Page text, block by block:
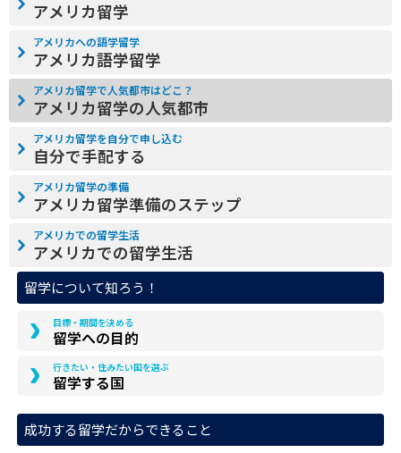
アメリカ留学
アメリカへの語学留学
アメリカ語学留学
アメリカ留学で人気都市はどこ？
アメリカ留学の人気都市
アメリカ留学を自分で申し込む
自分で手配する
アメリカ留学の準備
アメリカ留学準備のステップ
アメリカでの留学生活
アメリカでの留学生活
留学について知ろう！
目標・期間を決める
留学への目的
行きたい・住みたい国を選ぶ
留学する国
成功する留学だからできること